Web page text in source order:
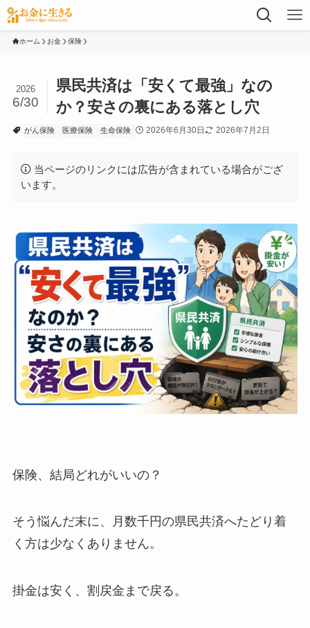
ホーム お金 保険
県民共済は「安くて最強」なの
か？安さの裏にある落とし穴
2026
6/30
がん保険 医療保険 生命保険 2026年6月30日 2026年7月2日
当ページのリンクには広告が含まれている場合がござ
います。
保険、結局どれがいいの？
そう悩んだ末に、月数千円の県民共済へたどり着
く方は少なくありません。
掛金は安く、割戻金まで戻る。